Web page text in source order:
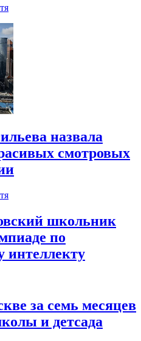
назвала
смотровых
школьник
по
интеллекту
за семь месяцев
и детсада